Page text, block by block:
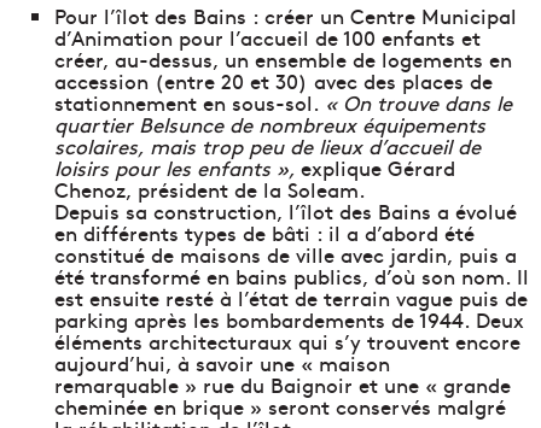
Pour l’îlot des Bains : créer un Centre Municipal
d’Animation pour l’accueil de 100 enfants et
créer, au-dessus, un ensemble de logements en
accession (entre 20 et 30) avec des places de
stationnement en sous-sol. « On trouve dans le
quartier Belsunce de nombreux équipements
scolaires, mais trop peu de lieux d’accueil de
loisirs pour les enfants », explique Gérard
Chenoz, président de la Soleam.
​Depuis sa construction, l’îlot des Bains a évolué
en différents types de bâti : il a d’abord été
constitué de maisons de ville avec jardin, puis a
été transformé en bains publics, d’où son nom. Il
est ensuite resté à l’état de terrain vague puis de
parking après les bombardements de 1944. Deux
éléments architecturaux qui s’y trouvent encore
aujourd’hui, à savoir une « maison
remarquable » rue du Baignoir et une « grande
cheminée en brique » seront conservés malgré